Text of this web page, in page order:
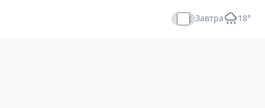
Завтра +18°